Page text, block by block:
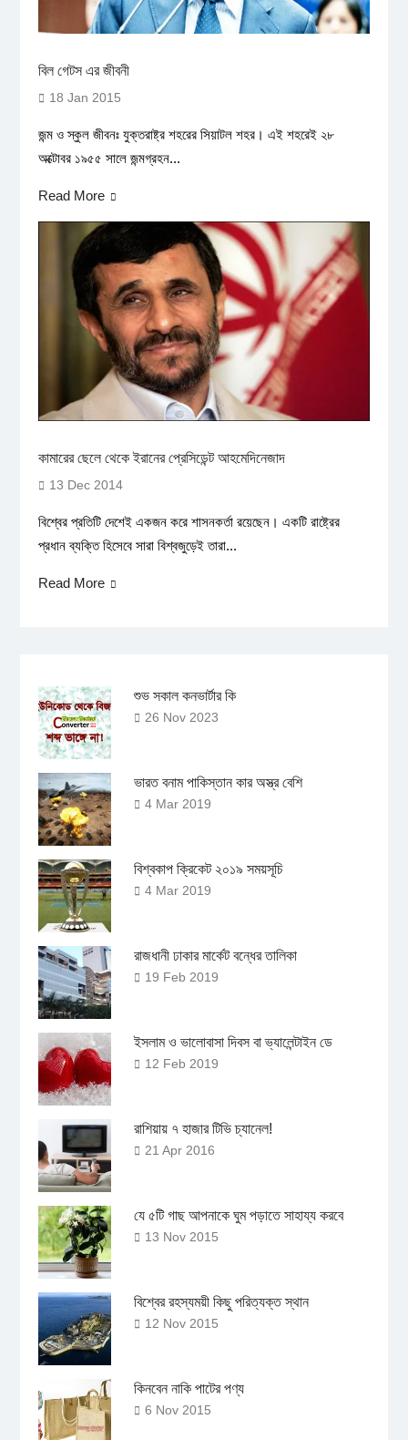
বিল গেটস এর জীবনী
18 Jan 2015
জন্ম ও স্কুল জীবনঃ যুক্তরাষ্ট্র শহরের সিয়াটল শহর। এই শহরেই ২৮
অক্টোবর ১৯৫৫ সালে জন্মগ্রহন...
Read More
কামারের ছেলে থেকে ইরানের প্রেসিডেন্ট আহমেদিনেজাদ
13 Dec 2014
বিশ্বের প্রতিটি দেশেই একজন করে শাসনকর্তা রয়েছেন। একটি রাষ্ট্রের
প্রধান ব্যক্তি হিসেবে সারা বিশ্বজুড়েই তারা...
Read More
শুভ সকাল কনভার্টার কি
26 Nov 2023
ভারত বনাম পাকিস্তান কার অস্ত্র বেশি
4 Mar 2019
বিশ্বকাপ ক্রিকেট ২০১৯ সময়সূচি
4 Mar 2019
রাজধানী ঢাকার মার্কেট বন্ধের তালিকা
19 Feb 2019
ইসলাম ও ভালোবাসা দিবস বা ভ্যালেন্টাইন ডে
12 Feb 2019
রাশিয়ায় ৭ হাজার টিভি চ্যানেল!
21 Apr 2016
যে ৫টি গাছ আপনাকে ঘুম পড়াতে সাহায্য করবে
13 Nov 2015
বিশ্বের রহস্যময়ী কিছু পরিত্যক্ত স্থান
12 Nov 2015
কিনবেন নাকি পাটের পণ্য
6 Nov 2015